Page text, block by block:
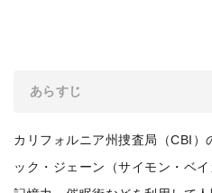
あらすじ
カリフォルニア州捜査局（CBI）
ック・ジェーン（サイモン・ベ